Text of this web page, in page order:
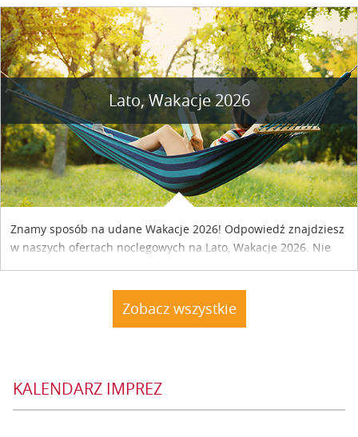
Lato, Wakacje 2026
Znamy sposób na udane Wakacje 2026! Odpowiedź znajdziesz
w naszych ofertach noclegowych na Lato, Wakacje 2026. Nie
Zobacz wszystkie
KALENDARZ IMPREZ